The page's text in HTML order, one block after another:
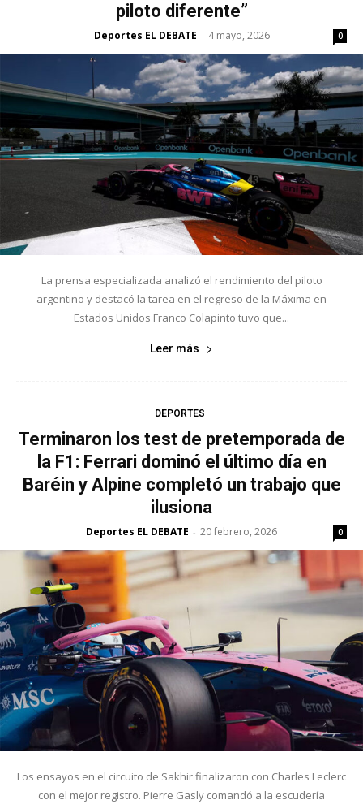
piloto diferente”
Deportes EL DEBATE - 4 mayo, 2026 0
La prensa especializada analizó el rendimiento del piloto
argentino y destacó la tarea en el regreso de la Máxima en
Estados Unidos Franco Colapinto tuvo que...
Leer más
DEPORTES
Terminaron los test de pretemporada de
la F1: Ferrari dominó el último día en
Baréin y Alpine completó un trabajo que
ilusiona
Deportes EL DEBATE - 20 febrero, 2026 0
Los ensayos en el circuito de Sakhir finalizaron con Charles Leclerc
con el mejor registro. Pierre Gasly comandó a la escudería